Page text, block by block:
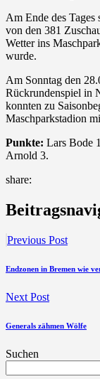
Am Ende des Tages
von den 381
Wetter ins
wurde.
Am Sonntag den
Rückrundenspiel in
konnten zu
Maschparkstadion
Punkte: Lars Bode
Arnold 3.
share:
Previous Post
Endzonen in Bremen wie
Next Post
Generals zähmen Wölfe
Suchen